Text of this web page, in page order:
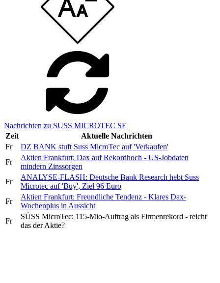
Nachrichten zu SUSS MICROTEC SE
Zeit
Aktuelle Nachrichten
Fr
DZ BANK stuft Suss MicroTec auf 'Verkaufen'
Fr
Aktien Frankfurt: Dax auf Rekordhoch - US-Jobdaten
mindern Zinssorgen
Fr
ANALYSE-FLASH: Deutsche Bank Research hebt Suss
Microtec auf 'Buy', Ziel 96 Euro
Fr
Aktien Frankfurt: Freundliche Tendenz - Klares Dax-
Wochenplus in Aussicht
Fr
SÜSS MicroTec: 115-Mio-Auftrag als Firmenrekord - reicht
das der Aktie?